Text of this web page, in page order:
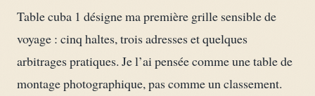
Table cuba 1 désigne ma première grille sensible de
voyage : cinq haltes, trois adresses et quelques
arbitrages pratiques. Je l’ai pensée comme une table de
montage photographique, pas comme un classement.